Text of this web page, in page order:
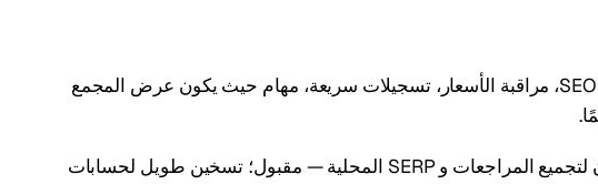
أين يُستخدم: التجميع، مسح SEO، مراقبة الأسعار، تسجيلات سريعة، مهام حيث يكون عرض المجمع
حالات عملية: استهداف مدن لتجميع المراجعات و SERP المحلية — مقبول؛ تسخين طويل لحسابات